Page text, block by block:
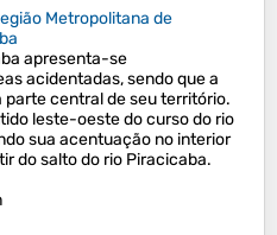
Metropolitana de
apresenta-se
acidentadas, sendo que a
parte central de seu território.
leste-oeste do curso do rio
sua acentuação no interior
do salto do rio Piracicaba.